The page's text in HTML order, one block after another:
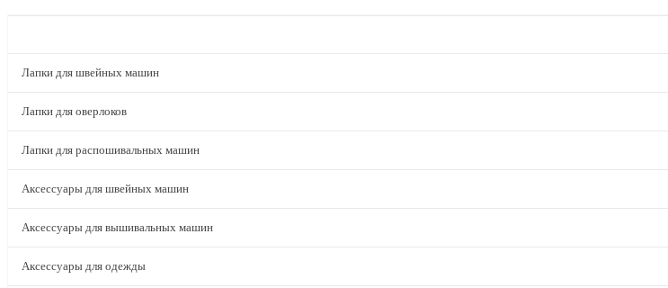
Лапки для швейных машин
Лапки для оверлоков
Лапки для распошивальных машин
Аксессуары для швейных машин
Аксессуары для вышивальных машин
Аксессуары для одежды